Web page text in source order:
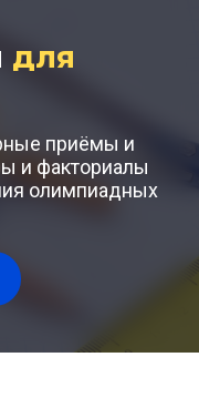
для
приёмы и
и факториалы
олимпиадных